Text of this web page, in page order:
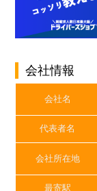
会社情報
会社名
代表者名
会社所在地
最寄駅